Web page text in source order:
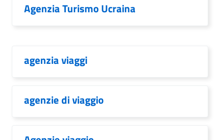
Agenzia Turismo Ucraina
agenzia viaggi
agenzie di viaggio